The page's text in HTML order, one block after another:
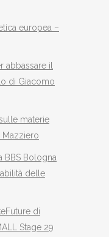
europea –
abbassare il
di Giacomo
materie
BBS Bologna
delle
di
Stage 29